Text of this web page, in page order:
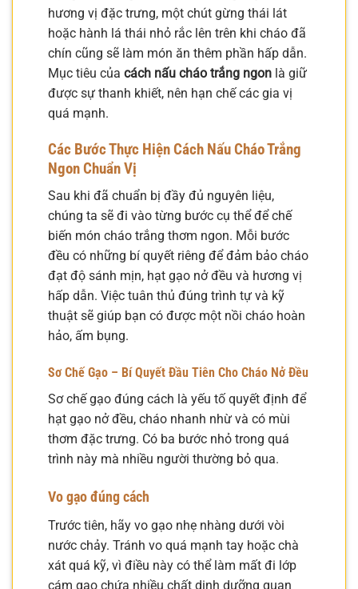
hương vị đặc trưng, một chút gừng thái lát
hoặc hành lá thái nhỏ rắc lên trên khi cháo đã
chín cũng sẽ làm món ăn thêm phần hấp dẫn.
Mục tiêu của cách nấu cháo trắng ngon là giữ
được sự thanh khiết, nên hạn chế các gia vị
quá mạnh.
Các Bước Thực Hiện Cách Nấu Cháo Trắng
Ngon Chuẩn Vị
Sau khi đã chuẩn bị đầy đủ nguyên liệu,
chúng ta sẽ đi vào từng bước cụ thể để chế
biến món cháo trắng thơm ngon. Mỗi bước
đều có những bí quyết riêng để đảm bảo cháo
đạt độ sánh mịn, hạt gạo nở đều và hương vị
hấp dẫn. Việc tuân thủ đúng trình tự và kỹ
thuật sẽ giúp bạn có được một nồi cháo hoàn
hảo, ấm bụng.
Sơ Chế Gạo – Bí Quyết Đầu Tiên Cho Cháo Nở Đều
Sơ chế gạo đúng cách là yếu tố quyết định để
hạt gạo nở đều, cháo nhanh nhừ và có mùi
thơm đặc trưng. Có ba bước nhỏ trong quá
trình này mà nhiều người thường bỏ qua.
Vo gạo đúng cách
Trước tiên, hãy vo gạo nhẹ nhàng dưới vòi
nước chảy. Tránh vo quá mạnh tay hoặc chà
xát quá kỹ, vì điều này có thể làm mất đi lớp
cám gạo chứa nhiều chất dinh dưỡng quan